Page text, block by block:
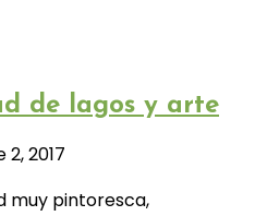
de lagos y arte
2017
muy pintoresca,